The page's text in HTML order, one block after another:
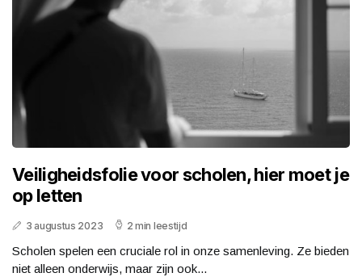
Veiligheidsfolie voor scholen, hier moet je
op letten
3 augustus 2023 2 min leestijd
Scholen spelen een cruciale rol in onze samenleving. Ze bieden
niet alleen onderwijs, maar zijn ook...